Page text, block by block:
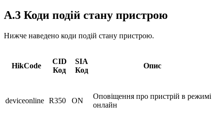
A.3 Коди подій стану пристрою
Нижче наведено коди подій стану пристрою.
HikCode
CID
Код
SIA
Код
Опис
deviceonline R350 ON
Оповіщення про пристрій в режимі
онлайн